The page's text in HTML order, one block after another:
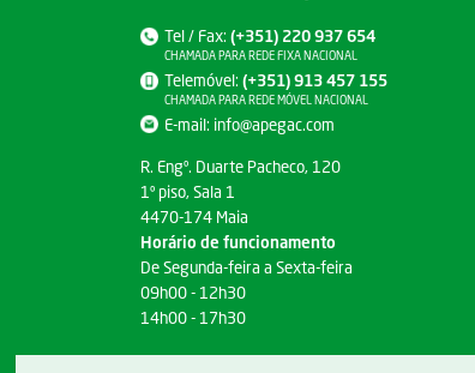
Tel / Fax:(+351) 220 937 654
CHAMADA PARA REDE FIXA NACIONAL
Telemóvel:(+351) 913 457 155
CHAMADA PARA REDE MÓVEL NACIONAL
E-mail: info@apegac.com
R. Engº. Duarte Pacheco, 120
1º piso, Sala 1
4470-174 Maia
Horário de funcionamento
De Segunda-feira a Sexta-feira
09h00 - 12h30
14h00 - 17h30